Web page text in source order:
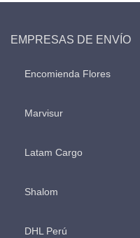
EMPRESAS DE ENVÍO
Encomienda Flores
Marvisur
Latam Cargo
Shalom
DHL Perú